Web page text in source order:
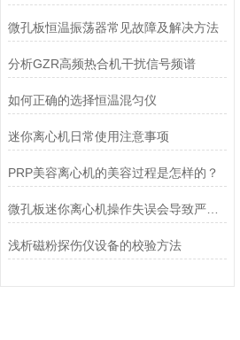
微孔板恒温振荡器常见故障及解决方法
分析GZR高频热合机干扰信号频谱
如何正确的选择恒温混匀仪
迷你离心机日常使用注意事项
PRP美容离心机的美容过程是怎样的？
微孔板迷你离心机操作失误会导致严重后果，甚至危及生命
浅析磁粉探伤仪设备的校验方法